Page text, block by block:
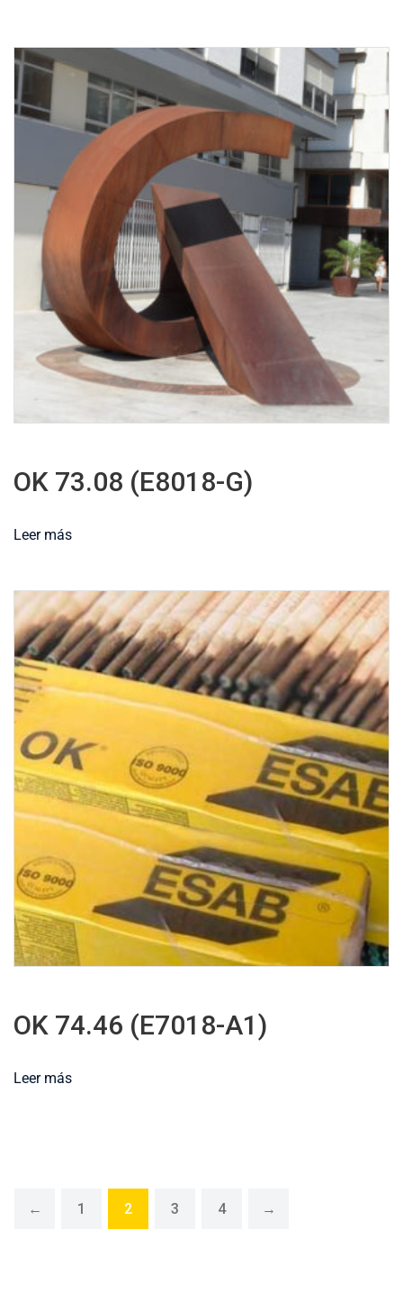
OK 73.08 (E8018-G)
Leer más
OK 74.46 (E7018-A1)
Leer más
← 1 2 3 4 →